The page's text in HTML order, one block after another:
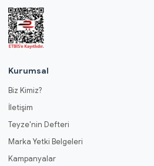
Kurumsal
Biz Kimiz?
İletişim
Teyze'nin Defteri
Marka Yetki Belgeleri
Kampanyalar